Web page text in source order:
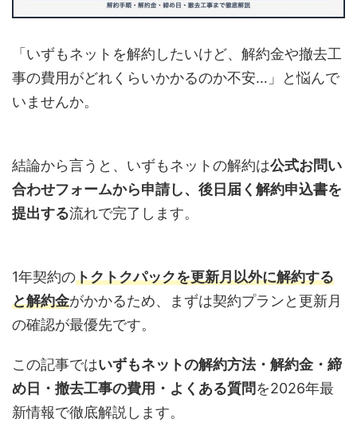
「いずもネットを解約したいけど、解約金や撤去工
事の費用がどれくらいかかるのか不安…」と悩んで
いませんか。
結論から言うと、いずもネットの解約は公式お問い
合わせフォームから申請し、後日届く解約申込書を
提出する流れで完了します。
1年契約のトクトクパックを更新月以外に解約する
と解約金がかかるため、まずは契約プランと更新月
の確認が最優先です。
この記事ではいずもネットの解約方法・解約金・締
め日・撤去工事の費用・よくある質問を2026年最
新情報で徹底解説します。